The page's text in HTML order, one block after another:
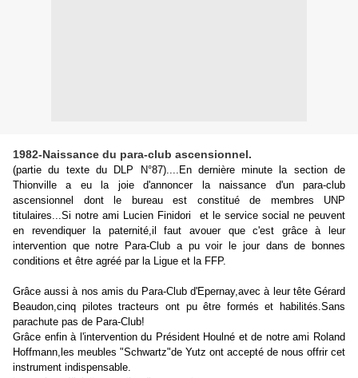
1982-Naissance du para-club ascensionnel.
(partie du texte du DLP N°87)....En dernière minute la section de
Thionville a eu la joie d'annoncer la naissance d'un para-club
ascensionnel dont le bureau est constitué de membres UNP
titulaires...Si notre ami Lucien Finidori et le service social ne peuvent
en revendiquer la paternité,il faut avouer que c'est grâce à leur
intervention que notre Para-Club a pu voir le jour dans de bonnes
conditions et être agréé par la Ligue et la FFP.
Grâce aussi à nos amis du Para-Club d'Epernay,avec à leur tête Gérard
Beaudon,cinq pilotes tracteurs ont pu être formés et habilités.Sans
parachute pas de Para-Club!
Grâce enfin à l'intervention du Président Houlné et de notre ami Roland
Hoffmann,les meubles "Schwartz"de Yutz ont accepté de nous offrir cet
instrument indispensable.